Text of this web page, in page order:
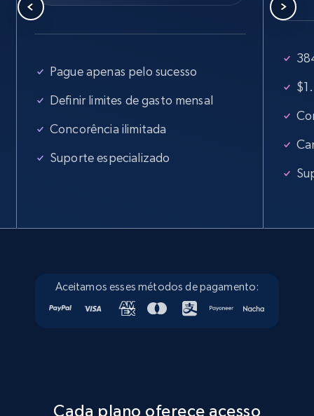
Pague apenas pelo sucesso
Definir limites de gasto mensal
Concorência ilimitada
Suporte especializado
Aceitamos esses métodos de pagamento:
Cada plano oferece acesso